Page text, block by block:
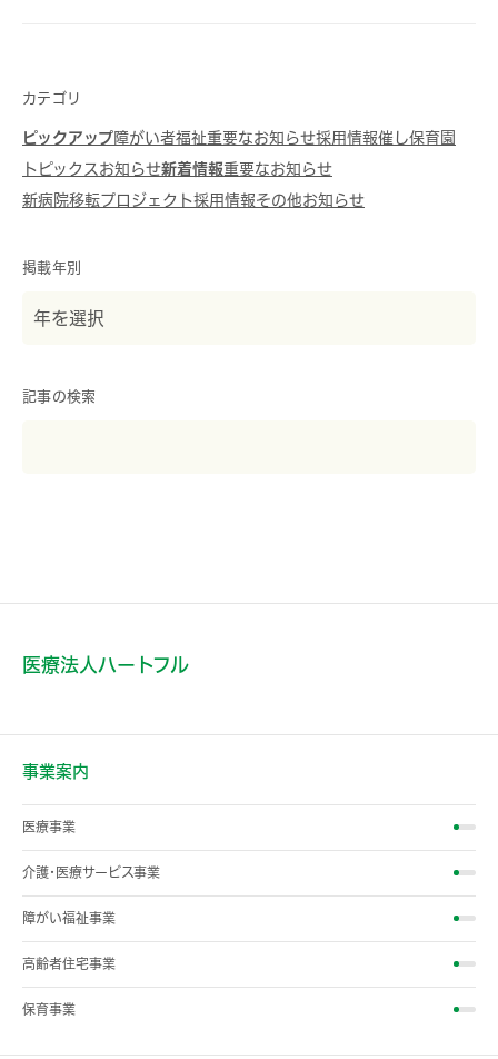
カテゴリ
ピックアップ障がい者福祉重要なお知らせ採用情報催し保育園
トピックスお知らせ新着情報重要なお知らせ
新病院移転プロジェクト採用情報その他お知らせ
掲載年別
記事の検索
医療法人ハートフル
事業案内
医療事業
介護・医療サービス事業
障がい福祉事業
高齢者住宅事業
保育事業